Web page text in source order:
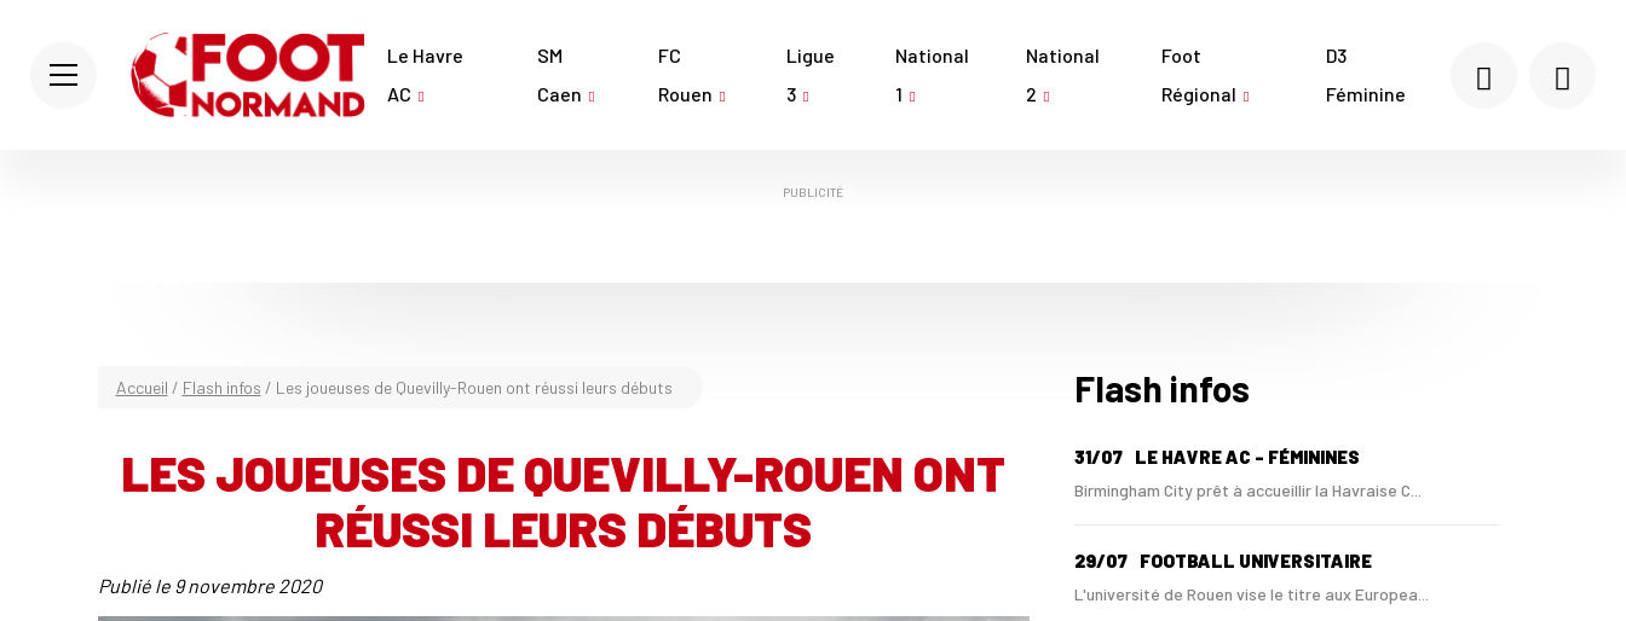
Le Havre
AC
SM
Caen
FC
Rouen
Ligue
3
National
1
National
2
Foot
Régional
D3
Féminine
PUBLICITÉ
Accueil / Flash infos / Les joueuses de Quevilly-Rouen ont réussi leurs débuts
LES JOUEUSES DE QUEVILLY-ROUEN ONT
RÉUSSI LEURS DÉBUTS
Publié le 9 novembre 2020
Flash infos
31/07 LE HAVRE AC - FÉMININES
Birmingham City prêt à accueillir la Havraise C...
29/07 FOOTBALL UNIVERSITAIRE
L'université de Rouen vise le titre aux Europea...